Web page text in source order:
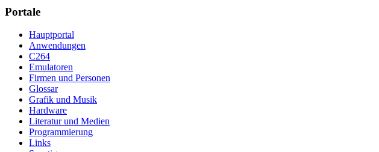
Portale
Hauptportal
Anwendungen
C264
Emulatoren
Firmen und Personen
Glossar
Grafik und Musik
Hardware
Literatur und Medien
Programmierung
Links